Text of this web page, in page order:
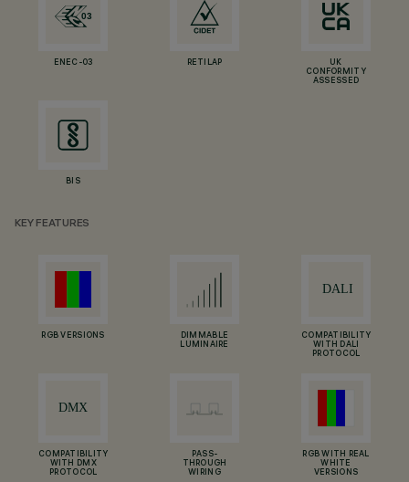
ENEC-03 RETILAP
UK
CONFORMITY
ASSESSED
BIS
KEY FEATURES
RGB VERSIONS
DIMMABLE
LUMINAIRE
COMPATIBILITY
WITH DALI
PROTOCOL
COMPATIBILITY
WITH DMX
PROTOCOL
PASS-
THROUGH
WIRING
RGB WITH REAL
WHITE
VERSIONS